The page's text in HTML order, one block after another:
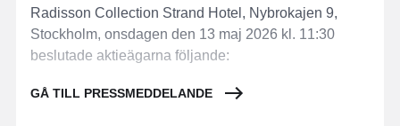
Radisson Collection Strand Hotel, Nybrokajen 9,
Stockholm, onsdagen den 13 maj 2026 kl. 11:30
beslutade aktieägarna följande:
GÅ TILL PRESSMEDDELANDE